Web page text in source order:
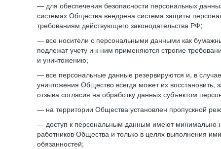
— для обеспечения безопасности персональных
системах Общества внедрена система защиты
требованиям действующего законодательства РФ;
— все носители с персональными данными как
подлежат учету и к ним применяются строгие
и уничтожению;
— все персональные данные резервируются и, в
уничтожения Общество всегда может их восстановить,
отзыва согласия на обработку данных субъектом
— на территории Общества установлен пропускной
— доступ к персональным данным имеют минимально
работников Общества и только в целях выполнения
обязанностей;